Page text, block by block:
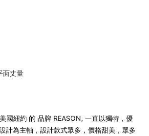
面丈量
國紐約 的 品牌 REASON, 一直以獨特，優
計為主軸，設計款式眾多，價格甜美，眾多